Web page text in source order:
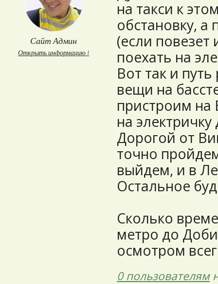
Сайт Админ
Открыть информацию ↓
на такси к
обстановку,
(если повезет
поехать на
Вот так и
вещи на
пристроим на
на
Дорогой от
точно
выйдем, и в
Остальное
Сколько
метро до
осмотром
0 пользователям